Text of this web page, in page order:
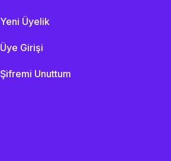
Yeni Üyelik
Üye Girişi
Şifremi Unuttum